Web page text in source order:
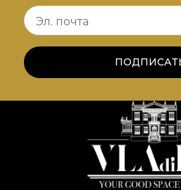
становятся лейтмотивами.
сдержанные гранжевые
*Из любви и уважения к
обои изготовлены из
**House of VLAdiLA
собственный клей при
получите быстрый,
процесс декорирования
Эл. почта